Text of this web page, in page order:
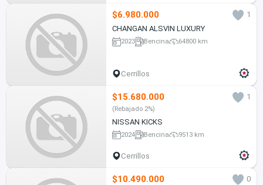
$6.980.000
1
CHANGAN ALSVIN LUXURY
2023 Bencina 64800 km
Cerrillos
$15.680.000 1
(Rebajado 2%)
NISSAN KICKS
2024 Bencina 9513 km
Cerrillos
$10.490.000
0